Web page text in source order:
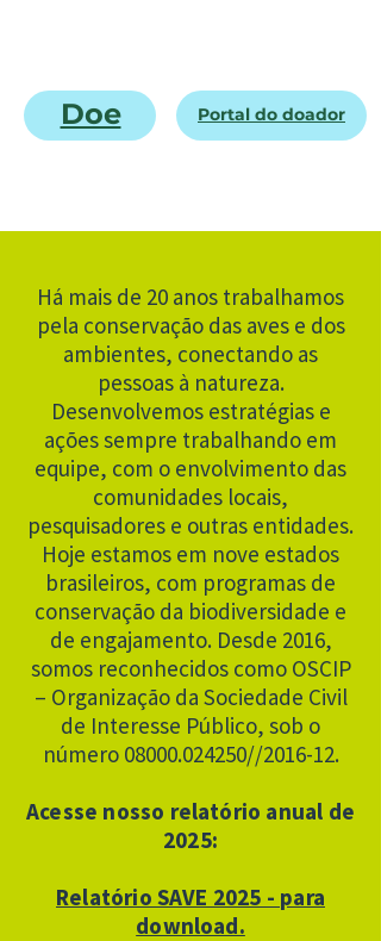
Doe Portal do doador
Há mais de 20 anos trabalhamos
pela conservação das aves e dos
ambientes, conectando as
pessoas à natureza.
Desenvolvemos estratégias e
ações sempre trabalhando em
equipe, com o envolvimento das
comunidades locais,
pesquisadores e outras entidades.
Hoje estamos em nove estados
brasileiros, com programas de
conservação da biodiversidade e
de engajamento. Desde 2016,
somos reconhecidos como OSCIP
– Organização da Sociedade Civil
de Interesse Público, sob o
número 08000.024250//2016-12.
Acesse nosso relatório anual de
2025:
Relatório SAVE 2025 - para
download.